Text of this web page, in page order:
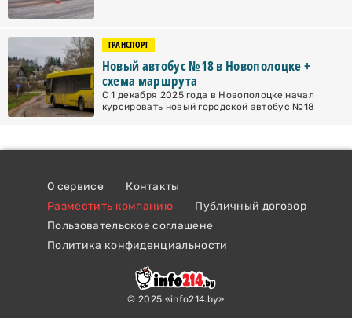
ТРАНСПОРТ
Новый автобус №18 в Новополоцке +
схема маршрута
С 1 декабря 2025 года в Новополоцке начал
курсировать новый городской автобус №18
О сервисе
Контакты
Разместить компанию
Публичный договор
Пользовательское соглашене
Политика конфиденциальности
© 2025 «info214.by»